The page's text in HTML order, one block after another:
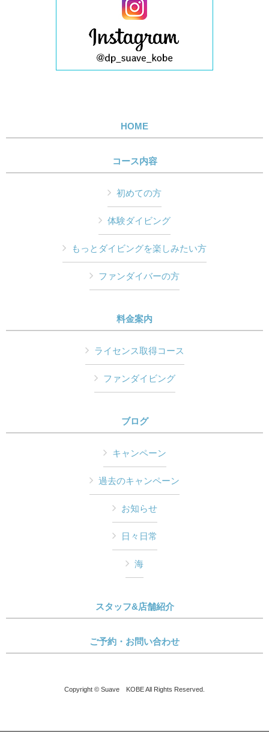
HOME
コース内容
初めての方
体験ダイビング
もっとダイビングを楽しみたい方
ファンダイバーの方
料金案内
ライセンス取得コース
ファンダイビング
ブログ
キャンペーン
過去のキャンペーン
お知らせ
日々日常
海
スタッフ&店舗紹介
ご予約・お問い合わせ
Copyright © Suave KOBE All Rights Reserved.